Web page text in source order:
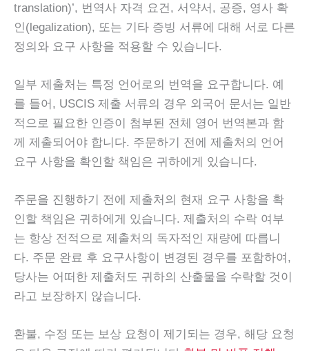
translation)’, 번역사 자격 요건, 서약서, 공증, 영사 확
인(legalization), 또는 기타 증빙 서류에 대해 서로 다른
정의와 요구 사항을 적용할 수 있습니다.
일부 제출처는 특정 언어로의 번역을 요구합니다. 예
를 들어, USCIS 제출 서류의 경우 외국어 문서는 일반
적으로 필요한 인증이 첨부된 전체 영어 번역본과 함
께 제출되어야 합니다. 주문하기 전에 제출처의 언어
요구 사항을 확인할 책임은 귀하에게 있습니다.
주문을 진행하기 전에 제출처의 현재 요구 사항을 확
인할 책임은 귀하에게 있습니다. 제출처의 수락 여부
는 항상 전적으로 제출처의 독자적인 재량에 따릅니
다. 주문 완료 후 요구사항이 변경된 경우를 포함하여,
당사는 어떠한 제출처도 귀하의 산출물을 수락할 것이
라고 보장하지 않습니다.
환불, 수정 또는 보상 요청이 제기되는 경우, 해당 요청